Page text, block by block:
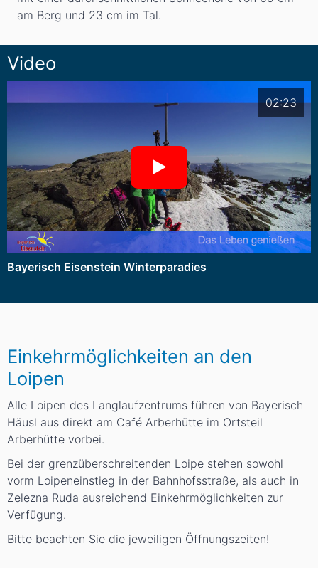
am Berg und 23 cm im Tal.
Video
02:23
Bayerisch Eisenstein Winterparadies
Einkehrmöglichkeiten an den
Loipen
Alle Loipen des Langlaufzentrums führen von Bayerisch
Häusl aus direkt am Café Arberhütte im Ortsteil
Arberhütte vorbei.
Bei der grenzüberschreitenden Loipe stehen sowohl
vorm Loipeneinstieg in der Bahnhofsstraße, als auch in
Zelezna Ruda ausreichend Einkehrmöglichkeiten zur
Verfügung.
Bitte beachten Sie die jeweiligen Öffnungszeiten!